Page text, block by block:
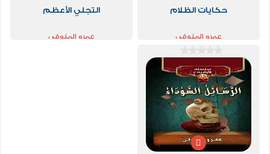
حكايات الظلام
عمرو المنوفي
التجلي الأعظم
عمرو المنوفي